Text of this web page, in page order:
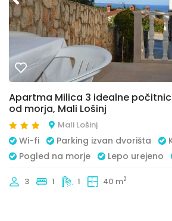
Apartma Milica 3 idealne
od morja, Mali Lošinj
Mali Lošinj
Wi-fi Parking izvan dvorišta
Pogled na morje
Lepo urejeno
3 1 1 40 m2